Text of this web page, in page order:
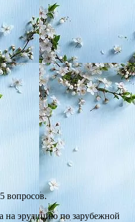
вопросов.
на эрудицию по зарубежной